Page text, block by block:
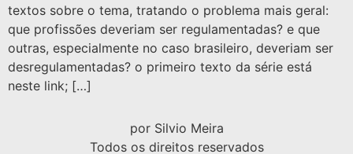
textos sobre o tema, tratando o problema mais geral:
que profissões deveriam ser regulamentadas? e que
outras, especialmente no caso brasileiro, deveriam ser
desregulamentadas? o primeiro texto da série está
neste link; […]
por Silvio Meira
Todos os direitos reservados